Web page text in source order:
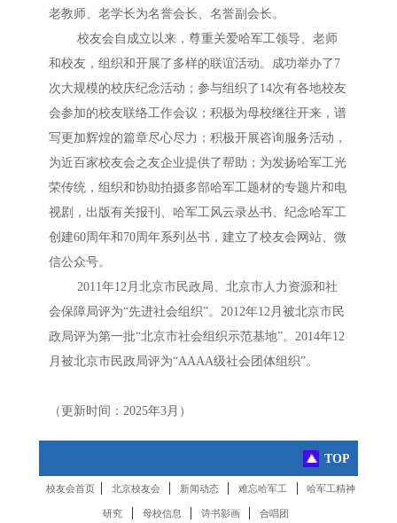
老教师、老学长为名誉会长、名誉副会长。
校友会自成立以来，尊重关爱哈军工领导、老师
和校友，组织和开展了多样的联谊活动。成功举办了7
次大规模的校庆纪念活动；参与组织了14次有各地校友
会参加的校友联络工作会议；积极为母校继往开来，谱
写更加辉煌的篇章尽心尽力；积极开展咨询服务活动，
为近百家校友会之友企业提供了帮助；为发扬哈军工光
荣传统，组织和协助拍摄多部哈军工题材的专题片和电
视剧，出版有关报刊、哈军工风云录丛书、纪念哈军工
创建60周年和70周年系列丛书，建立了校友会网站、微
信公众号。
2011年12月北京市民政局、北京市人力资源和社
会保障局评为“先进社会组织”。2012年12月被北京市民
政局评为第一批“北京市社会组织示范基地”。2014年12
月被北京市民政局评为“AAAA级社会团体组织”。
（更新时间：2025年3月）
TOP
校友会首页 | 北京校友会 | 新闻动态 | 难忘哈军工 | 哈军工精神
研究 | 母校信息 | 诗书影画 | 合唱团